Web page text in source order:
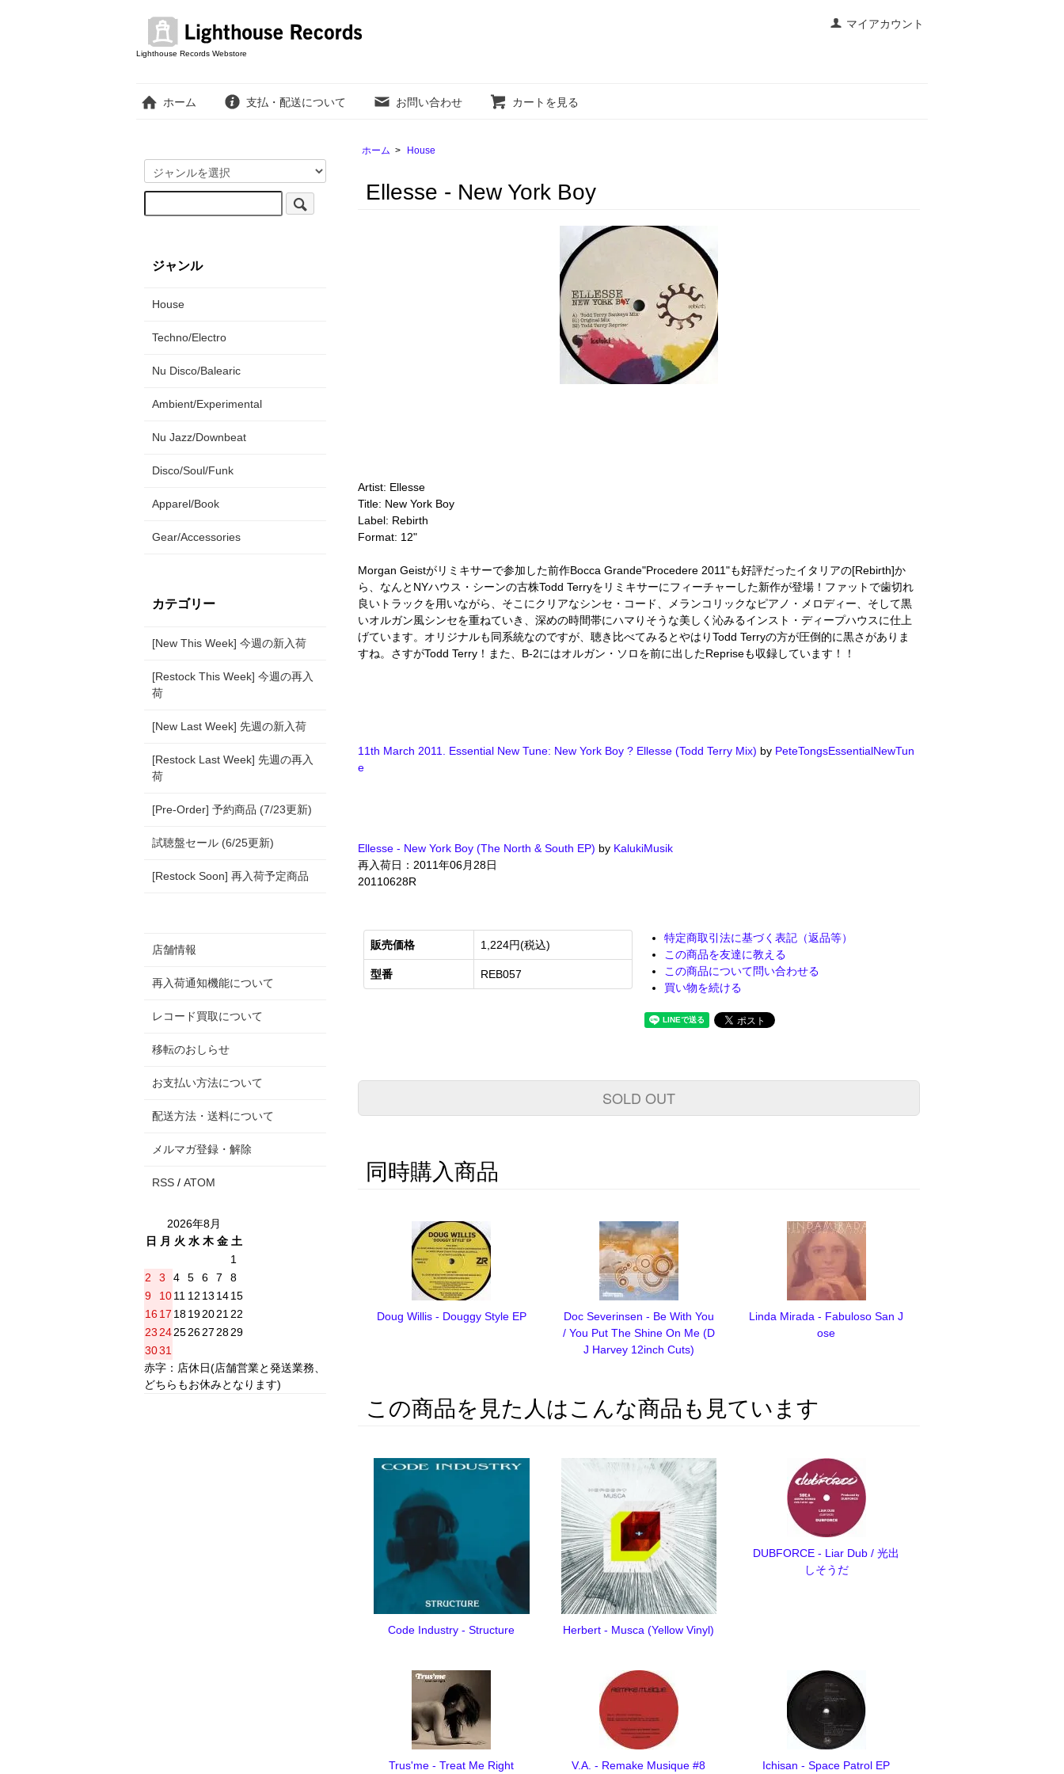
マイアカウント
Lighthouse Records Webstore
ホーム 支払・配送について お問い合わせ カートを見る
ホーム > House
Ellesse - New York Boy
Artist: Ellesse
Title: New York Boy
Label: Rebirth
Format: 12"
Morgan Geistがリミキサーで参加した前作Bocca Grande"Procedere 2011"も好評だったイタリアの[Rebirth]か
ら、なんとNYハウス・シーンの古株Todd Terryをリミキサーにフィーチャーした新作が登場！ファットで歯切れ
良いトラックを用いながら、そこにクリアなシンセ・コード、メランコリックなピアノ・メロディー、そして黒
いオルガン風シンセを重ねていき、深めの時間帯にハマりそうな美しく沁みるインスト・ディープハウスに仕上
げています。オリジナルも同系統なのですが、聴き比べてみるとやはりTodd Terryの方が圧倒的に黒さがありま
すね。さすがTodd Terry！また、B-2にはオルガン・ソロを前に出したRepriseも収録しています！！
11th March 2011. Essential New Tune: New York Boy ? Ellesse (Todd Terry Mix) by PeteTongsEssentialNewTun
e
Ellesse - New York Boy (The North & South EP) by KalukiMusik
再入荷日：2011年06月28日
20110628R
販売価格 1,224円(税込)
型番 REB057
特定商取引法に基づく表記（返品等）
この商品を友達に教える
この商品について問い合わせる
買い物を続ける
SOLD OUT
同時購入商品
Doug Willis - Douggy Style EP
Doc Severinsen - Be With You
/ You Put The Shine On Me (D
J Harvey 12inch Cuts)
Linda Mirada - Fabuloso San J
ose
この商品を見た人はこんな商品も見ています
Code Industry - Structure Herbert - Musca (Yellow Vinyl)
DUBFORCE - Liar Dub / 光出
しそうだ
Trus'me - Treat Me Right V.A. - Remake Musique #8 Ichisan - Space Patrol EP
ジャンル
House
Techno/Electro
Nu Disco/Balearic
Ambient/Experimental
Nu Jazz/Downbeat
Disco/Soul/Funk
Apparel/Book
Gear/Accessories
カテゴリー
[New This Week] 今週の新入荷
[Restock This Week] 今週の再入
荷
[New Last Week] 先週の新入荷
[Restock Last Week] 先週の再入
荷
[Pre-Order] 予約商品 (7/23更新)
試聴盤セール (6/25更新)
[Restock Soon] 再入荷予定商品
店舗情報
再入荷通知機能について
レコード買取について
移転のおしらせ
お支払い方法について
配送方法・送料について
メルマガ登録・解除
RSS / ATOM
2026年8月
日
月 火 水 木 金 土
1
2
3 4 5 6 7
8
9
1011 12 13 1415
16 17 18192021 22
23 24252627 2829
3031
赤字：店休日(店舗営業と発送業務、
どちらもお休みとなります)